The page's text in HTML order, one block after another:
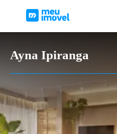
Ayna Ipiranga